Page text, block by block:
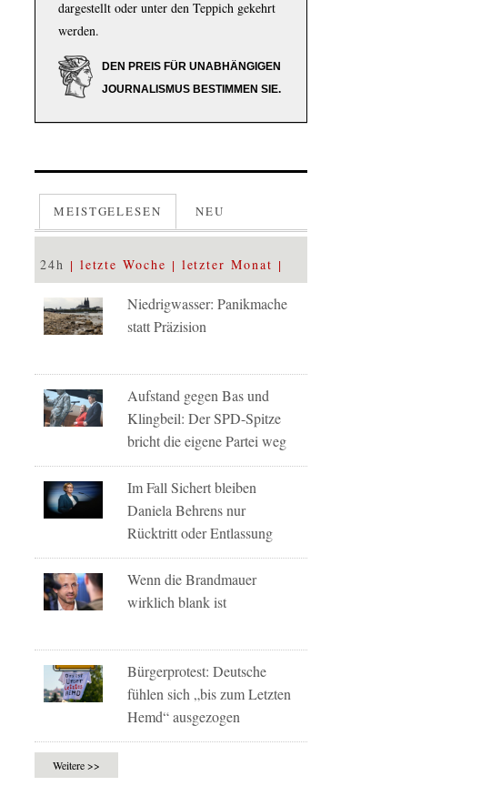
dargestellt oder unter den Teppich gekehrt
werden.
DEN PREIS FÜR UNABHÄNGIGEN
JOURNALISMUS BESTIMMEN SIE.
MEISTGELESEN NEU
24h letzte Woche letzter Monat
Niedrigwasser: Panikmache
statt Präzision
Aufstand gegen Bas und
Klingbeil: Der SPD-Spitze
bricht die eigene Partei weg
Im Fall Sichert bleiben
Daniela Behrens nur
Rücktritt oder Entlassung
Wenn die Brandmauer
wirklich blank ist
Bürgerprotest: Deutsche
fühlen sich „bis zum Letzten
Hemd“ ausgezogen
Weitere >>